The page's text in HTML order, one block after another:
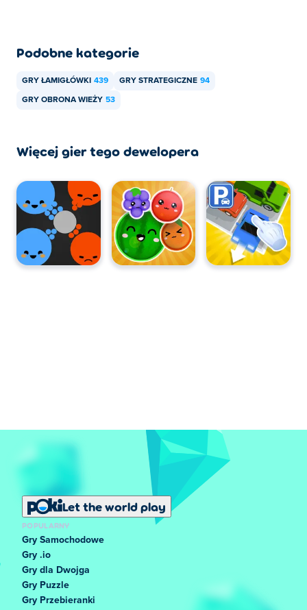
Podobne kategorie
GRY ŁAMIGŁÓWKI 439 GRY STRATEGICZNE 94
GRY OBRONA WIEŻY 53
Więcej gier tego dewelopera
Let the world play
POPULARNY
Gry Samochodowe
Gry .io
Gry dla Dwojga
Gry Puzzle
Gry Przebieranki